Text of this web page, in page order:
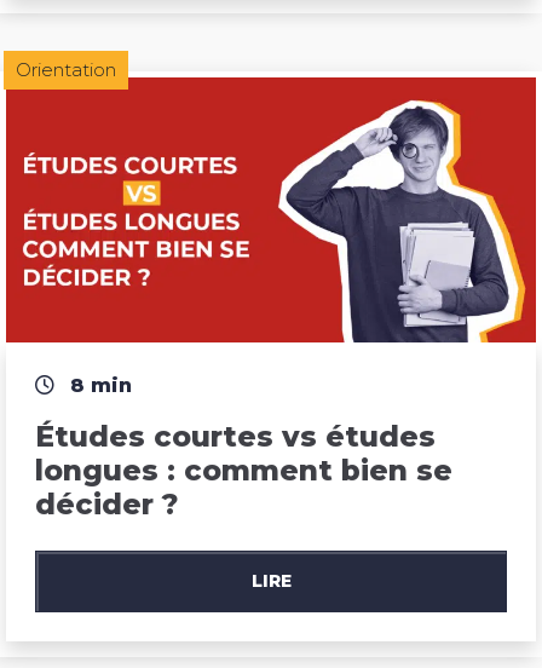
Orientation
8 min
Études courtes vs études
longues : comment bien se
décider ?
LIRE